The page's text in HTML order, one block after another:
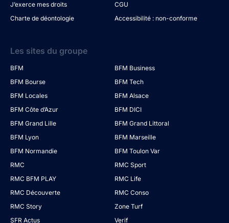
J’exerce mes droits
CGU
Charte de déontologie
Accessibilité : non-conforme
Les sites du groupe
BFM
BFM Business
BFM Bourse
BFM Tech
BFM Locales
BFM Alsace
BFM Côte d’Azur
BFM DICI
BFM Grand Lille
BFM Grand Littoral
BFM Lyon
BFM Marseille
BFM Normandie
BFM Toulon Var
RMC
RMC Sport
RMC BFM PLAY
RMC Life
RMC Découverte
RMC Conso
RMC Story
Zone Turf
SFR Actus
Verif